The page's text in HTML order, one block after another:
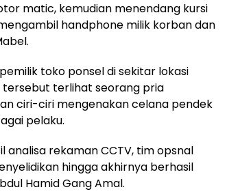
matic, kemudian menendang kursi
handphone milik korban dan
toko ponsel di sekitar lokasi
tersebut terlihat seorang pria
ciri-ciri mengenakan celana pendek
pelaku.
rekaman CCTV, tim opsnal
hingga akhirnya berhasil
Hamid Gang Amal.